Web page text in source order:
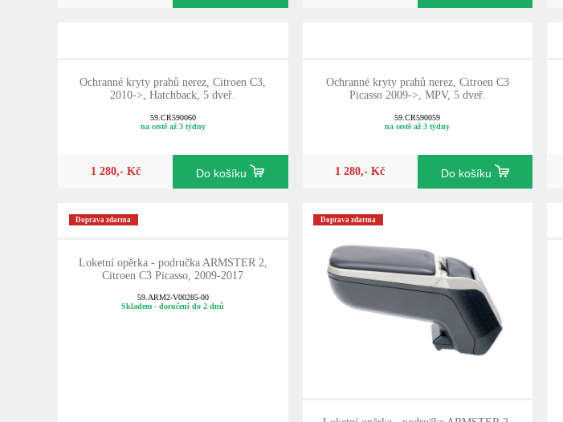
Ochranné kryty prahů nerez, Citroen C3,
2010->, Hatchback, 5 dveř.
59.CR590060
na cestě až 3 týdny
1 280,- Kč Do košíku
Ochranné kryty prahů nerez, Citroen C3
Picasso 2009->, MPV, 5 dveř.
59.CR590059
na cestě až 3 týdny
1 280,- Kč Do košíku
Doprava zdarma
Loketní opěrka - područka ARMSTER 2,
Citroen C3 Picasso, 2009-2017
59.ARM2-V00285-00
Skladem - doručení do 2 dnů
Doprava zdarma